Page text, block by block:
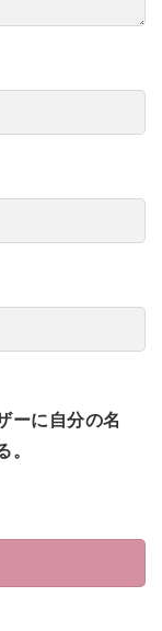
ーに自分の名